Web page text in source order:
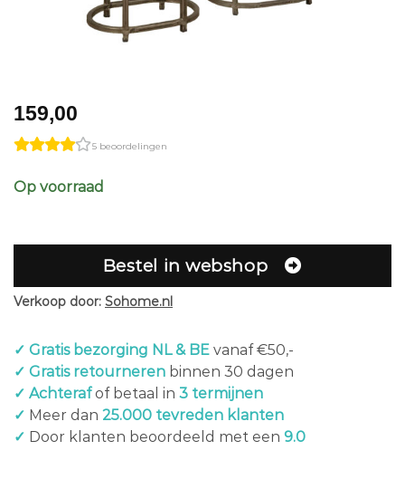
159,00
5 beoordelingen
Op voorraad
Bestel in webshop
Verkoop door: Sohome.nl
✓ Gratis bezorging NL & BE vanaf €50,-
✓ Gratis retourneren binnen 30 dagen
✓ Achterafof betaal in 3 termijnen
✓ Meer dan 25.000 tevreden klanten
✓ Door klanten beoordeeld met een 9.0